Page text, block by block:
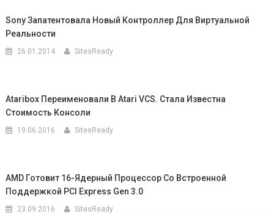
Sony Запатентовала Новый Контроллер Для Виртуальной
Реальности
26.01.2014 SitesReady
Ataribox Переименовали В Atari VCS. Стала Известна
Стоимость Консоли
19.06.2016 SitesReady
AMD Готовит 16-Ядерный Процессор Со Встроенной
Поддержкой PCI Express Gen 3.0
23.09.2016 SitesReady